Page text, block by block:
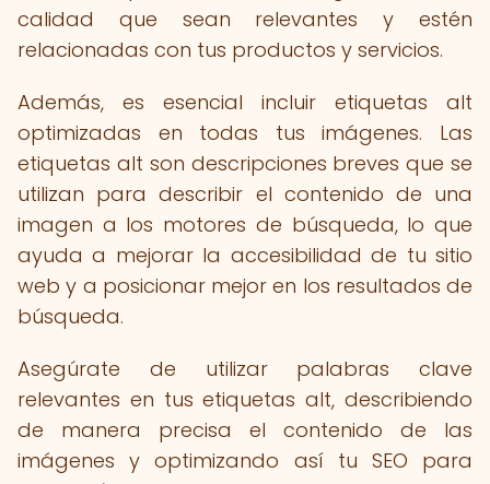
calidad que sean relevantes y estén
relacionadas con tus productos y servicios.
Además, es esencial incluir etiquetas alt
optimizadas en todas tus imágenes. Las
etiquetas alt son descripciones breves que se
utilizan para describir el contenido de una
imagen a los motores de búsqueda, lo que
ayuda a mejorar la accesibilidad de tu sitio
web y a posicionar mejor en los resultados de
búsqueda.
Asegúrate de utilizar palabras clave
relevantes en tus etiquetas alt, describiendo
de manera precisa el contenido de las
imágenes y optimizando así tu SEO para